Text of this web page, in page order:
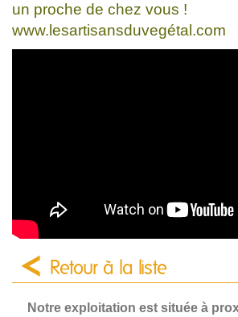
un proche de chez vous !
www.lesartisansduvegétal.com
Retour à la liste
Notre exploitation est située à